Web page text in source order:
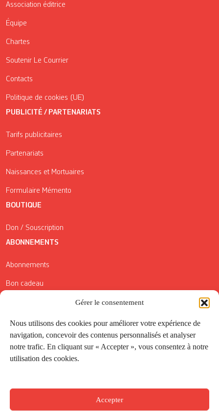
Gérer le consentement
Nous utilisons des cookies pour améliorer votre expérience de
navigation, concevoir des contenus personnalisés et analyser
notre trafic. En cliquant sur « Accepter », vous consentez à notre
utilisation des cookies.
Accepter
Association éditrice
Équipe
Chartes
Soutenir Le Courrier
Contacts
Politique de cookies (UE)
PUBLICITÉ / PARTENARIATS
Tarifs publicitaires
Partenariats
Naissances et Mortuaires
Formulaire Mémento
BOUTIQUE
Don / Souscription
ABONNEMENTS
Abonnements
Bon cadeau
Conditions générales de vente
Réductions de la Carte Côté Courrier
Application